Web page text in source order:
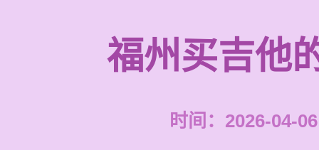
福州买吉他
时间：2026-04-